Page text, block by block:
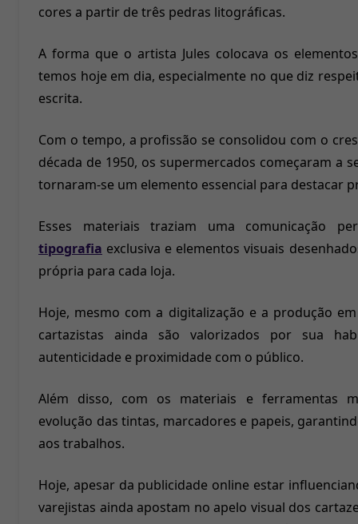
cores a partir de três pedras litográficas.
A forma que o artista Jules colocava os
temos hoje em dia, especialmente no que diz
escrita.
Com o tempo, a profissão se consolidou com o
década de 1950, os supermercados começaram a
tornaram-se um elemento essencial para destacar
Esses materiais traziam uma comunicação
tipografia exclusiva e elementos visuais
própria para cada loja.
Hoje, mesmo com a digitalização e a produção
cartazistas ainda são valorizados por sua
autenticidade e proximidade com o público.
Além disso, com os materiais e ferramentas
evolução das tintas, marcadores e papeis,
aos trabalhos.
Hoje, apesar da publicidade online estar
varejistas ainda apostam no apelo visual dos